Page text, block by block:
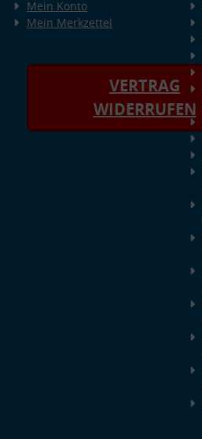
Mein Konto
Mein Merkzettel
VERTRAG
WIDERRUFEN